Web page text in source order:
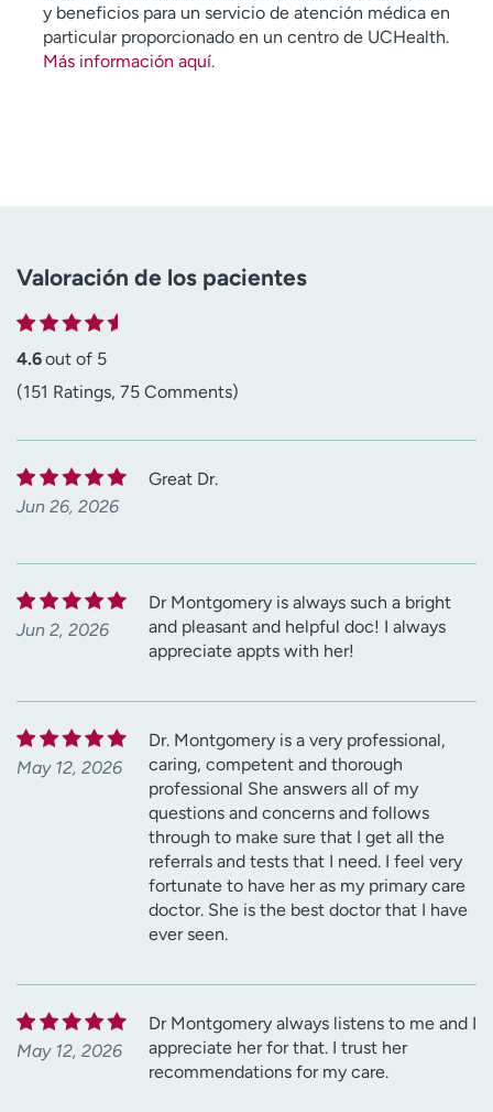
y beneficios para un servicio de atención médica en
particular proporcionado en un centro de UCHealth.
Más información aquí.
Valoración de los pacientes
4.6out of 5
(151 Ratings, 75 Comments)
Jun 26, 2026
Great Dr.
Jun 2, 2026
Dr Montgomery is always such a bright
and pleasant and helpful doc! I always
appreciate appts with her!
May 12, 2026
Dr. Montgomery is a very professional,
caring, competent and thorough
professional She answers all of my
questions and concerns and follows
through to make sure that I get all the
referrals and tests that I need. I feel very
fortunate to have her as my primary care
doctor. She is the best doctor that I have
ever seen.
May 12, 2026
Dr Montgomery always listens to me and I
appreciate her for that. I trust her
recommendations for my care.